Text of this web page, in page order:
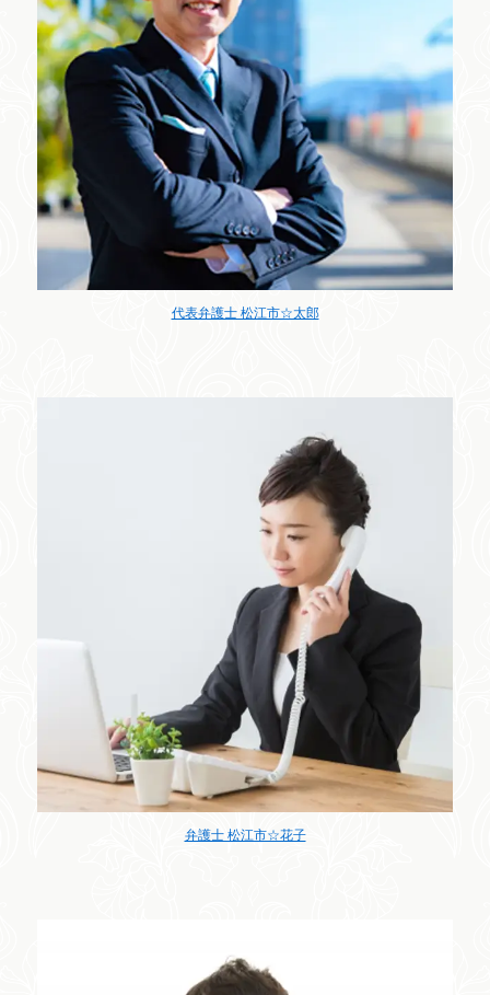
代表弁護士 松江市☆太郎
弁護士 松江市☆花子